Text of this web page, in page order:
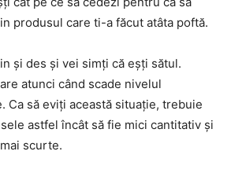
produsul care ti-a făcut atâta poftă.
și des și vei simți că eșți sătul.
atunci când scade nivelul
Ca să eviți această situație, trebuie
astfel încât să fie mici cantitativ și
scurte.